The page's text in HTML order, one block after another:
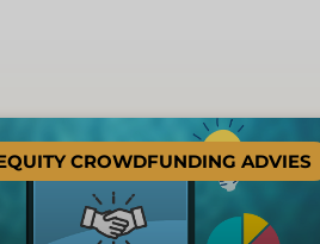
CROWDFUNDING ADVIES